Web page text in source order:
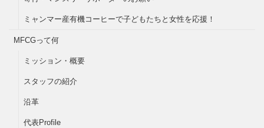
ミャンマー産有機コーヒーで子どもたちと女性を応援！
MFCGって何
ミッション・概要
スタッフの紹介
沿革
代表Profile